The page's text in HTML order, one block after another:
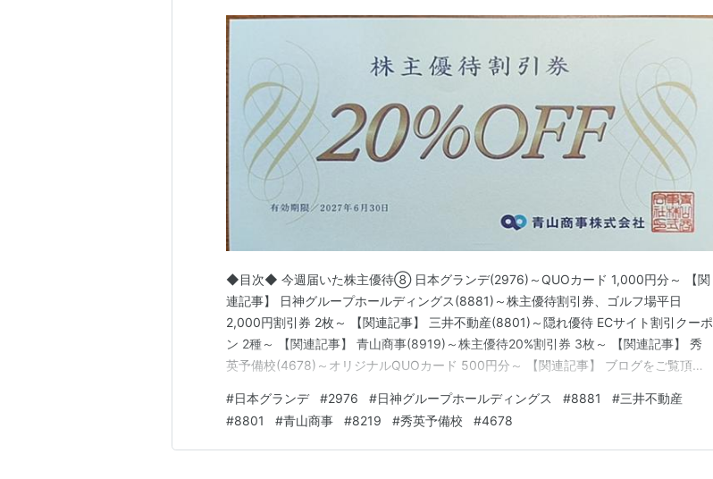
◆目次◆ 今週届いた株主優待⑧ 日本グランデ(2976)～QUOカード 1,000円分～ 【関
連記事】 日神グループホールディングス(8881)～株主優待割引券、ゴルフ場平日
2,000円割引券 2枚～ 【関連記事】 三井不動産(8801)～隠れ優待 ECサイト割引クーポ
ン 2種～ 【関連記事】 青山商事(8919)～株主優待20%割引券 3枚～ 【関連記事】 秀
英予備校(4678)～オリジナルQUOカード 500円分～ 【関連記事】 ブログをご覧頂
を中心とした長期投資スタンスで、 兼業投資家として活動…
#日本グランデ #2976 #日神グループホールディングス #8881 #三井不動産
#8801 #青山商事 #8219 #秀英予備校 #4678